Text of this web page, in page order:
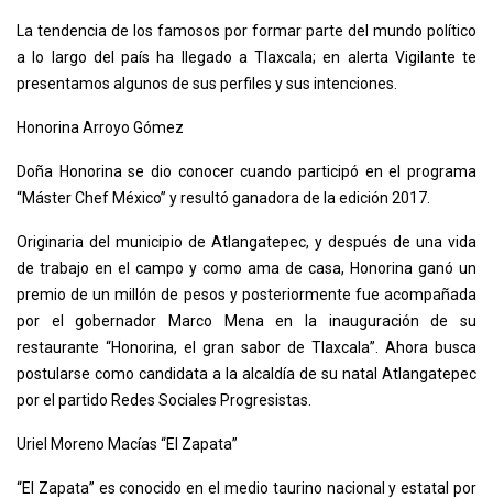
La tendencia de los famosos por formar parte del mundo político
a lo largo del país ha llegado a Tlaxcala; en alerta Vigilante te
presentamos algunos de sus perfiles y sus intenciones.
Honorina Arroyo Gómez
Doña Honorina se dio conocer cuando participó en el programa
“Máster Chef México” y resultó ganadora de la edición 2017.
Originaria del municipio de Atlangatepec, y después de una vida
de trabajo en el campo y como ama de casa, Honorina ganó un
premio de un millón de pesos y posteriormente fue acompañada
por el gobernador Marco Mena en la inauguración de su
restaurante “Honorina, el gran sabor de Tlaxcala”. Ahora busca
postularse como candidata a la alcaldía de su natal Atlangatepec
por el partido Redes Sociales Progresistas.
Uriel Moreno Macías “El Zapata”
“El Zapata” es conocido en el medio taurino nacional y estatal por